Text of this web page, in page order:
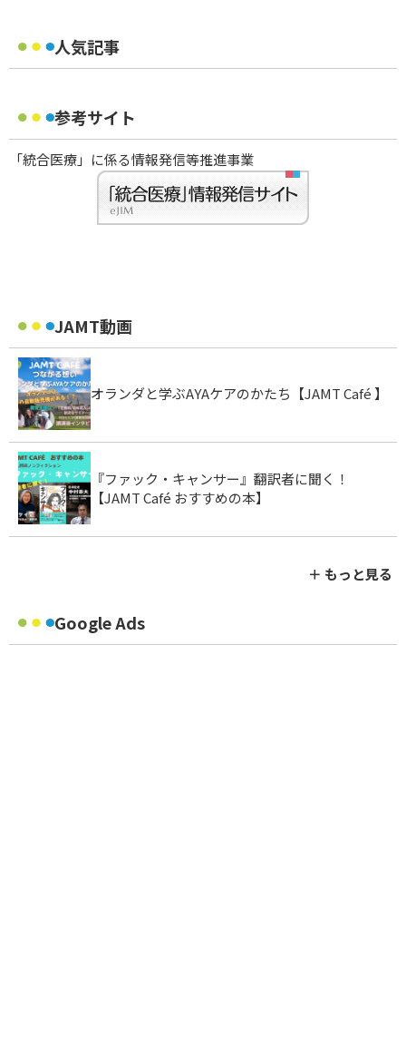
人気記事
参考サイト
「統合医療」に係る情報発信等推進事業
JAMT動画
オランダと学ぶAYAケアのかたち【JAMT Café 】
『ファック・キャンサー』翻訳者に聞く！
【JAMT Café おすすめの本】
＋ もっと見る
Google Ads